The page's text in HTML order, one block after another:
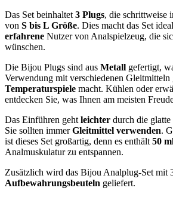
Das Set beinhaltet 3 Plugs, die schrittweise
von S bis L Größe. Dies macht das Set
erfahrene Nutzer von Analspielzeug, die
wünschen.
Die Bijou Plugs sind aus Metall gefertigt,
Verwendung mit verschiedenen
Temperaturspiele macht. Kühlen oder
entdecken Sie, was Ihnen am meisten
Das Einführen geht leichter durch die
Sie sollten immerGleitmittel verwenden.
ist dieses Set großartig, denn es enthält 50
Analmuskulatur zu entspannen.
Zusätzlich wird das Bijou Analplug-Set mit
Aufbewahrungsbeuteln geliefert.